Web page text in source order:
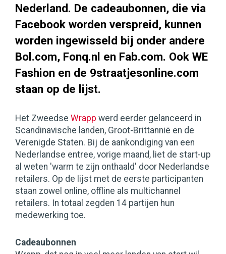
Nederland. De cadeaubonnen, die via
Facebook worden verspreid, kunnen
worden ingewisseld bij onder andere
Bol.com, Fonq.nl en Fab.com. Ook WE
Fashion en de 9straatjesonline.com
staan op de lijst.
Het Zweedse Wrapp werd eerder gelanceerd in
Scandinavische landen, Groot-Brittannië en de
Verenigde Staten. Bij de aankondiging van een
Nederlandse entree, vorige maand, liet de start-up
al weten 'warm te zijn onthaald' door Nederlandse
retailers. Op de lijst met de eerste participanten
staan zowel online, offline als multichannel
retailers. In totaal zegden 14 partijen hun
medewerking toe.
Cadeaubonnen